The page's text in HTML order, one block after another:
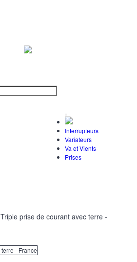
Interrupteurs
Variateurs
Va et Vients
Prises
Triple prise de courant avec terre -